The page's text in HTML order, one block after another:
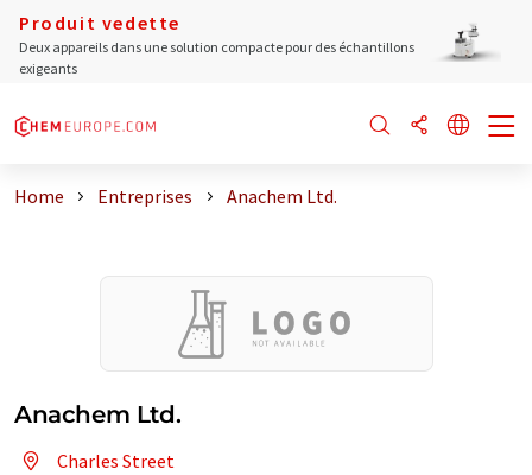
Produit vedette
Deux appareils dans une solution compacte pour des échantillons
exigeants
Home Entreprises Anachem Ltd.
Anachem Ltd.
Charles Street